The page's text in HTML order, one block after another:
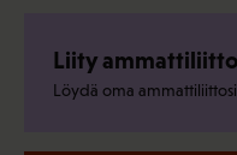
Liity
Löydä oma